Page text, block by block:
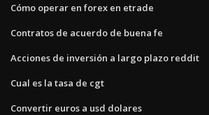
Cómo operar en forex en etrade
Contratos de acuerdo de buena fe
Acciones de inversión a largo plazo reddit
Cual es la tasa de cgt
Convertir euros a usd dolares